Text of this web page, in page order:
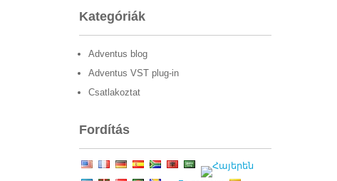
Kategóriák
Adventus blog
Adventus VST plug-in
Csatlakoztat
Fordítás